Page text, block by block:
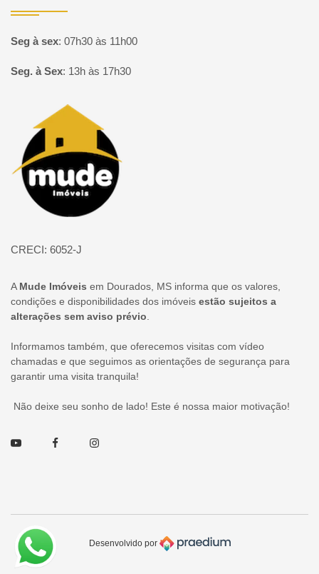
Seg à sex: 07h30 às 11h00
Seg. à Sex: 13h às 17h30
Página inicial
CRECI: 6052-J
A Mude Imóveis em Dourados, MS informa que os valores,
condições e disponibilidades dos imóveis estão sujeitos a
alterações sem aviso prévio
Informamos também, que oferecemos visitas com vídeo
chamadas e que seguimos as orientações de segurança para
garantir uma visita tranquila!
Não deixe seu sonho de lado! Este é nossa maior motivação!
Youtube FacebookInstagram
Desenvolvido por